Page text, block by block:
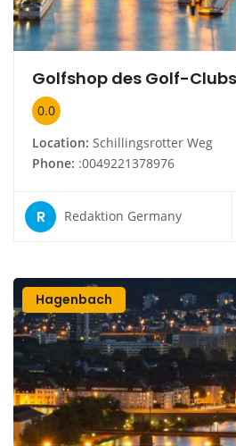
0.0
Location: Schillingsrotter Weg
Phone: :0049221378976
R Redaktion Germany
Hagenbach